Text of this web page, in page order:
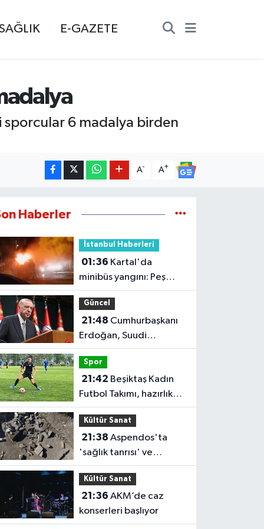
E-GAZETE
sporcular 6 madalya birden
A- A+
Haberler
İstanbul Haberleri
01:36
minibüs yangını: Peş
peşe patlamalar paniğe
neden oldu
Güncel
21:48
Erdoğan, Suudi
Arabistan'ı ziyaret
edecek
Spor
21:42
Futbol Takımı, hazırlık
maçında FOMGET'i 3-1
mağlup etti
Kültür Sanat
21:38
'sağlık tanrısı' ve
oğlunun heykeli bulundu
Kültür Sanat
21:36
konserleri başlıyor